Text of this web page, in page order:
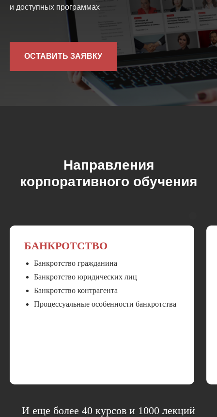
и доступных программах
ОСТАВИТЬ ЗАЯВКУ
Направления
корпоративного обучения
БАНКРОТСТВО
Банкротство гражданина
Банкротство юридических лиц
Банкротство контрагента
Процессуальные особенности банкротства
И еще более 40 курсов и 1000 лекций